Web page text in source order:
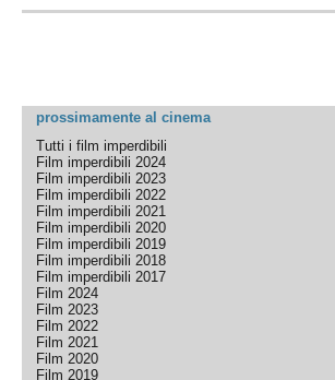
prossimamente al cinema
Tutti i film imperdibili
Film imperdibili 2024
Film imperdibili 2023
Film imperdibili 2022
Film imperdibili 2021
Film imperdibili 2020
Film imperdibili 2019
Film imperdibili 2018
Film imperdibili 2017
Film 2024
Film 2023
Film 2022
Film 2021
Film 2020
Film 2019